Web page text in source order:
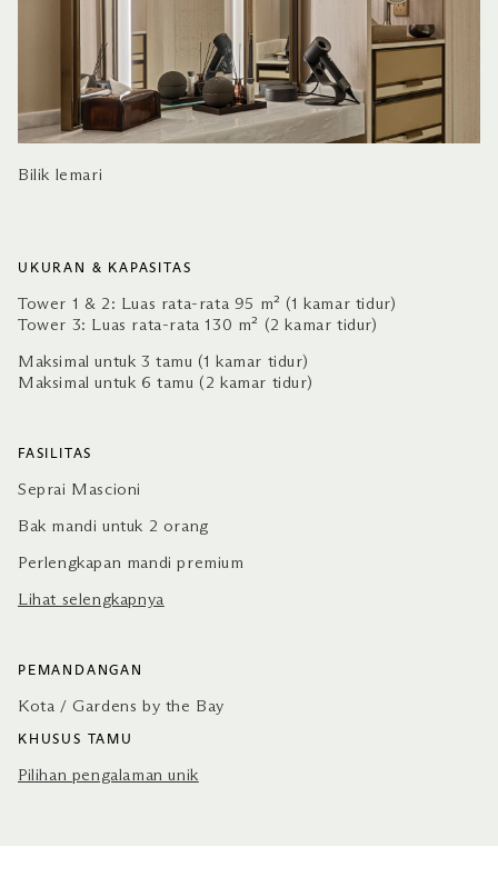
Bilik lemari
UKURAN & KAPASITAS
Tower 1 & 2: Luas rata-rata 95 m² (1 kamar tidur)
Tower 3: Luas rata-rata 130 m² (2 kamar tidur)
Maksimal untuk 3 tamu (1 kamar tidur)
Maksimal untuk 6 tamu (2 kamar tidur)
FASILITAS
Seprai Mascioni
Bak mandi untuk 2 orang
Perlengkapan mandi premium
Lihat selengkapnya
PEMANDANGAN
Kota / Gardens by the Bay
KHUSUS TAMU
Pilihan pengalaman unik